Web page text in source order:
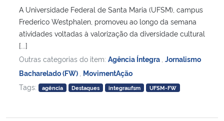
A Universidade Federal de Santa Maria (UFSM), campus
Frederico Westphalen, promoveu ao longo da semana
atividades voltadas à valorização da diversidade cultural
[...]
Outras categorias do item: Agência Íntegra
Jornalismo
Bacharelado (FW) MovimentAção
Tags:
agência Destaques integraufsm UFSM-FW